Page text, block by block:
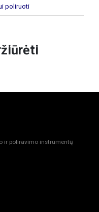
poliruoti
ir poliravimo instrumentų